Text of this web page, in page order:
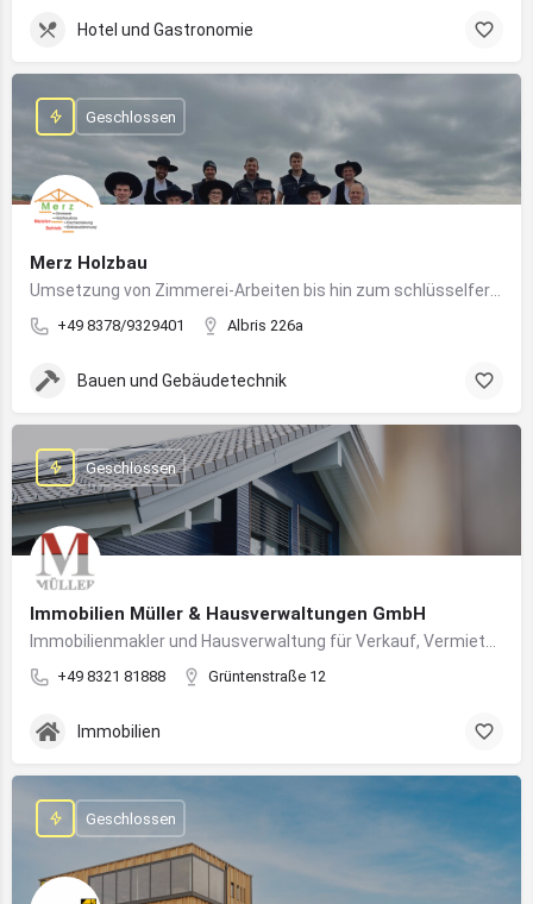
Hotel und Gastronomie
Merz Holzbau
+49 8378/9329401 Albris 226a
Geschlossen
Bauen und Gebäudetechnik
Immobilien Müller & Hausverwaltungen GmbH
+49 8321 81888 Grüntenstraße 12
Geschlossen
Immobilien
Geschlossen